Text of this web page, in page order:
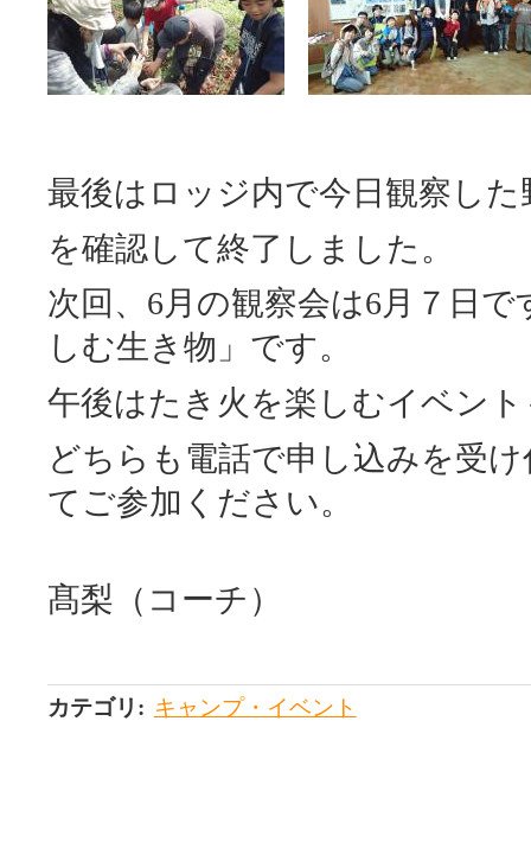
最後はロッジ内で今日観察した
を確認して終了しました。
次回、6月の観察会は6月７日
しむ生き物」です。
午後はたき火を楽しむイベン
どちらも電話で申し込みを受
てご参加ください。
髙梨（コーチ）
カテゴリ : キャンプ・イベント